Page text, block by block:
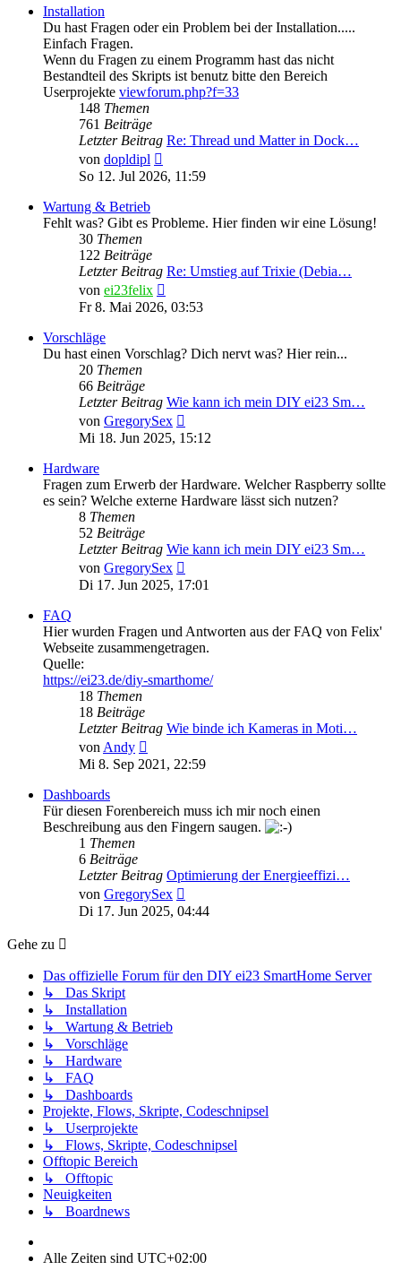
Installation
Du hast Fragen oder ein Problem bei der Installation.....
Einfach Fragen.
Wenn du Fragen zu einem Programm hast das nicht
Bestandteil des Skripts ist benutz bitte den Bereich
Userprojekte viewforum.php?f=33
148 Themen
761 Beiträge
Letzter Beitrag Re: Thread und Matter in Dock…
von dopldipl
Beitrag
So 12. Jul 2026, 11:59
Wartung & Betrieb
Fehlt was? Gibt es Probleme. Hier finden wir eine Lösung!
30 Themen
122 Beiträge
Letzter Beitrag Re: Umstieg auf Trixie (Debia…
von ei23felix
Beitrag
Fr 8. Mai 2026, 03:53
Vorschläge
Du hast einen Vorschlag? Dich nervt was? Hier rein...
20 Themen
66 Beiträge
Letzter Beitrag Wie kann ich mein DIY ei23 Sm…
von GregorySex
Beitrag
Mi 18. Jun 2025, 15:12
Hardware
Fragen zum Erwerb der Hardware. Welcher Raspberry sollte
es sein? Welche externe Hardware lässt sich nutzen?
8 Themen
52 Beiträge
Letzter Beitrag Wie kann ich mein DIY ei23 Sm…
von GregorySex
Beitrag
Di 17. Jun 2025, 17:01
FAQ
Hier wurden Fragen und Antworten aus der FAQ von Felix'
Webseite zusammengetragen.
Quelle:
https://ei23.de/diy-smarthome/
18 Themen
18 Beiträge
Letzter Beitrag Wie binde ich Kameras in Moti…
von Andy
Beitrag
Mi 8. Sep 2021, 22:59
Dashboards
Für diesen Forenbereich muss ich mir noch einen
Beschreibung aus den Fingern saugen.
1 Themen
6 Beiträge
Letzter Beitrag Optimierung der Energieeffizi…
von GregorySex
Beitrag
Di 17. Jun 2025, 04:44
Gehe zu
Das offizielle Forum für den DIY ei23 SmartHome Server
↳ Das Skript
↳ Installation
↳ Wartung & Betrieb
↳ Vorschläge
↳ Hardware
↳ FAQ
↳ Dashboards
Projekte, Flows, Skripte, Codeschnipsel
↳ Userprojekte
↳ Flows, Skripte, Codeschnipsel
Offtopic Bereich
↳ Offtopic
Neuigkeiten
↳ Boardnews
Alle Zeiten sind UTC+02:00